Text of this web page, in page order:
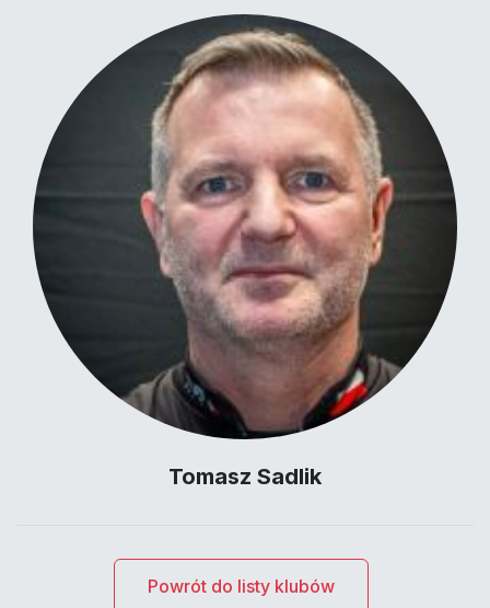
Tomasz Sadlik
Powrót do listy klubów